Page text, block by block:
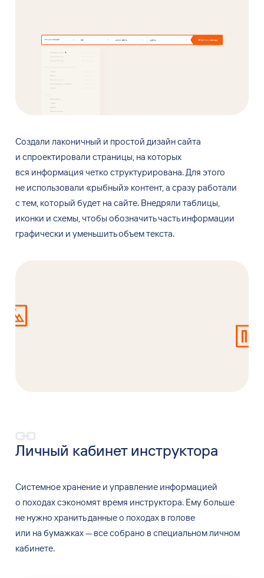
Создали лаконичный и простой дизайн сайта
и спроектировали страницы, на которых
вся информация четко структурирована. Для этого
не использовали «рыбный» контент, а сразу работали
стем, который будет на сайте. Внедряли таблицы,
иконки и схемы, чтобы обозначить часть информации
графически и уменьшить объем текста.
Личный кабинет инструктора
Системное хранение и управление информацией
о походах сэкономят время инструктора. Емубольше
не нужно хранить данные о походах в голове
или на бумажках — всесобрано в специальном личном
кабинете.